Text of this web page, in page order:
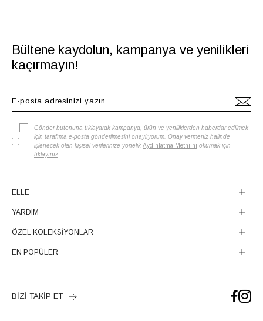
Bültene kaydolun, kampanya ve yenilikleri
kaçırmayın!
Gönder butonuna tıklayarak kampanya, ürün ve yeniliklerden haberdar edilmek
için tarafıma e-posta gönderilmesini onaylıyorum. Onay vermeniz halinde
işlenecek olan kişisel verilerinize yönelik Aydınlatma Metni'ni okumak için
tıklayınız
ELLE
YARDIM
ÖZEL KOLEKSİYONLAR
EN POPÜLER
BİZİ TAKİP ET